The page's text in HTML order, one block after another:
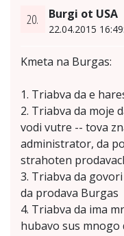
20. Burgi ot USA
22.04.2015
Kmeta na Burgas:
1. Triabva da e
2. Triabva da moje
vodi vutre -- tova
administrator, da
strahoten
3. Triabva da
da prodava Burgas
4. Triabva da ima
hubavo sus mnogo